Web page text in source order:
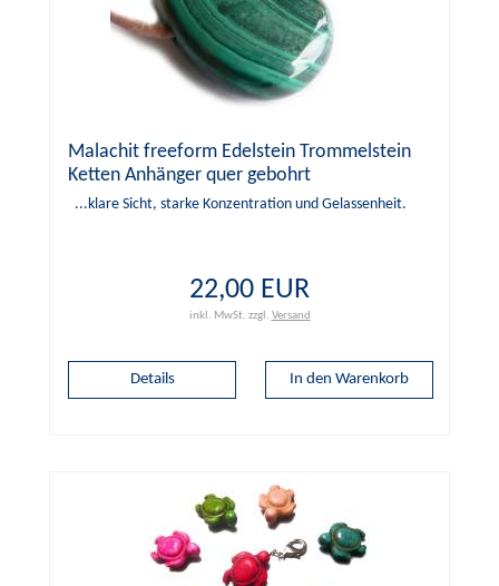
Malachit freeform Edelstein Trommelstein
Ketten Anhänger quer gebohrt
...klare Sicht, starke Konzentration und Gelassenheit.
22,00 EUR
inkl. MwSt. zzgl. Versand
Details